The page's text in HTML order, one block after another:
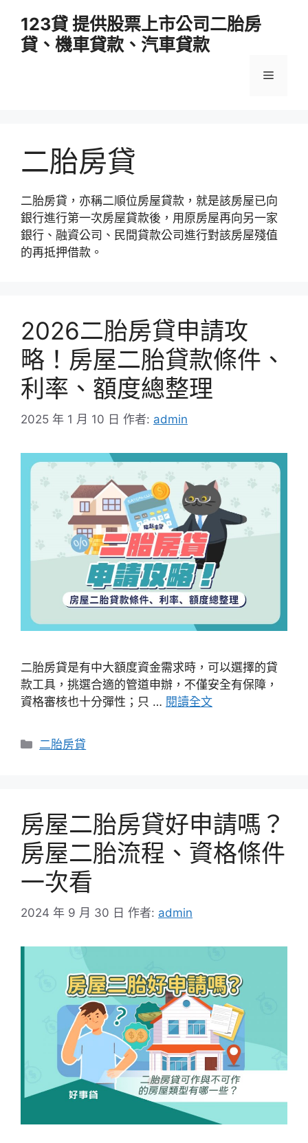
123貸 提供股票上市公司二胎房
貸、機車貸款、汽車貸款
選
二胎房貸
二胎房貸，亦稱二順位房屋貸款，就是該房屋已向
銀行進行第一次房屋貸款後，用原房屋再向另一家
銀行、融資公司、民間貸款公司進行對該房屋殘值
的再抵押借款。
2026二胎房貸申請攻
略！房屋二胎貸款條件、
利率、額度總整理
2025 年 1 月 10 日 作者: admin
二胎房貸是有中大額度資金需求時，可以選擇的貸
款工具，挑選合適的管道申辦，不僅安全有保障，
資格審核也十分彈性；只 … 閱讀全文
分
二胎房貸
房屋二胎房貸好申請嗎？
房屋二胎流程、資格條件
一次看
2024 年 9 月 30 日 作者: admin